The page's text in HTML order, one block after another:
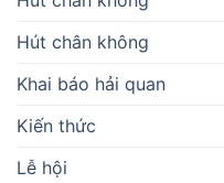
Hút chân không
Khai báo hải quan
Kiến thức
Lễ hội